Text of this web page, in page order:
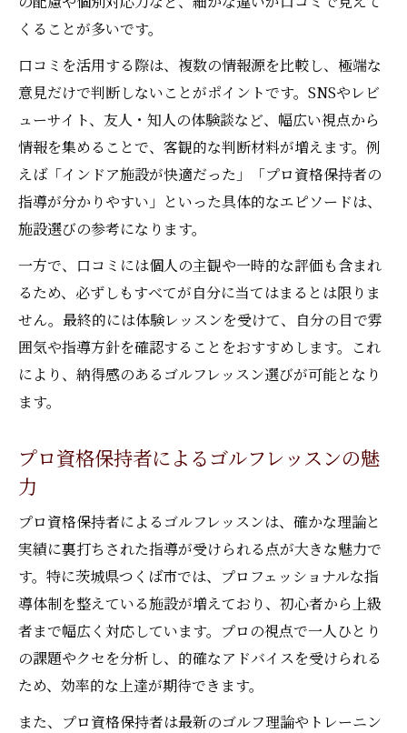
談
くることが多いです。
口コミを活用する際は、複数の情報源を比較し、極端な
意見だけで判断しないことがポイントです。SNSやレビ
ューサイト、友人・知人の体験談など、幅広い視点から
情報を集めることで、客観的な判断材料が増えます。例
えば「インドア施設が快適だった」「プロ資格保持者の
指導が分かりやすい」といった具体的なエピソードは、
施設選びの参考になります。
一方で、口コミには個人の主観や一時的な評価も含まれ
るため、必ずしもすべてが自分に当てはまるとは限りま
せん。最終的には体験レッスンを受けて、自分の目で雰
囲気や指導方針を確認することをおすすめします。これ
により、納得感のあるゴルフレッスン選びが可能となり
ます。
プロ資格保持者によるゴルフレッスンの魅
力
プロ資格保持者によるゴルフレッスンは、確かな理論と
実績に裏打ちされた指導が受けられる点が大きな魅力で
す。特に茨城県つくば市では、プロフェッショナルな指
導体制を整えている施設が増えており、初心者から上級
者まで幅広く対応しています。プロの視点で一人ひとり
の課題やクセを分析し、的確なアドバイスを受けられる
ため、効率的な上達が期待できます。
また、プロ資格保持者は最新のゴルフ理論やトレーニン